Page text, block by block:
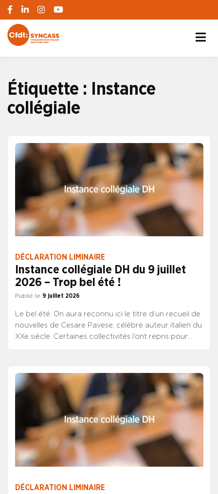
Étiquette :
Instance
collégiale
DÉCLARATION LIMINAIRE
Instance collégiale DH du 9 juillet
2026 – Trop bel été !
Publié le 9 juillet 2026
Le bel été. On aura reconnu ici le titre d’un recueil de
nouvelles de Cesare Pavese, célèbre auteur italien du
XXe siècle. Certaines collectivités l’ont repris pour
au risque réel de voir annuler les propositions en
raison du risque de canicule. Cesare Pavese lui-même
nous avait pourtant poétiquement prévenu : « Il n’y a
rien qui sente plus la mort que le soleil d’été, que la
grande lumière, que la nature exubérante. »
DÉCLARATION LIMINAIRE